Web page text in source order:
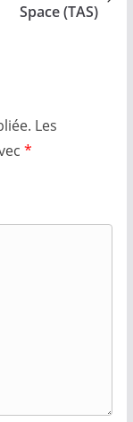
Space (TAS)
Les
*